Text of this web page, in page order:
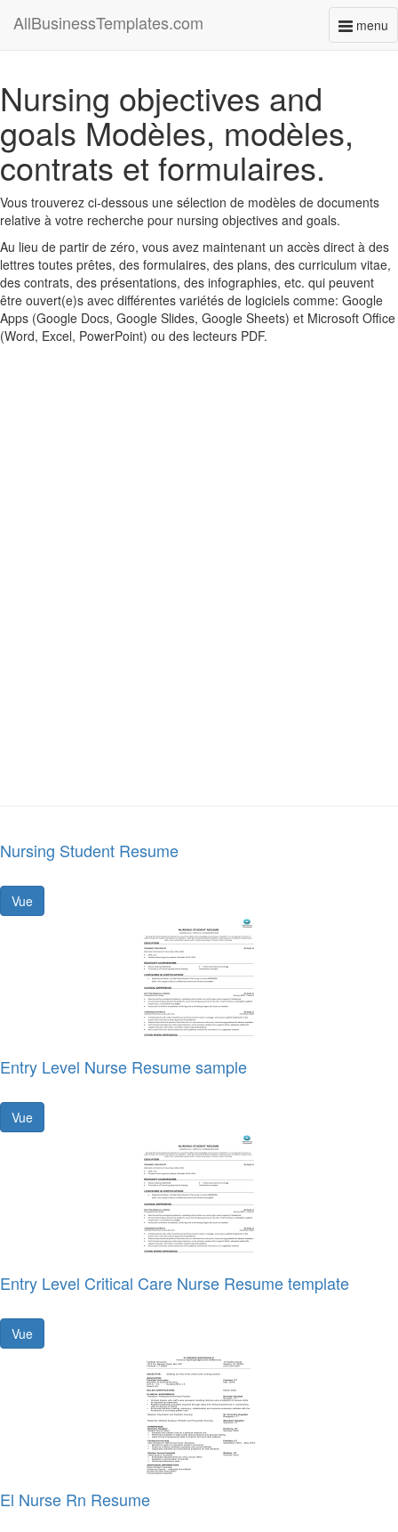
menu
AllBusinessTemplates.com
Nursing objectives and
goals Modèles, modèles,
contrats et formulaires.
Vous trouverez ci-dessous une sélection de modèles de documents
relative à votre recherche pour nursing objectives and goals.
Au lieu de partir de zéro, vous avez maintenant un accès direct à des
lettres toutes prêtes, des formulaires, des plans, des curriculum vitae,
des contrats, des présentations, des infographies, etc. qui peuvent
être ouvert(e)s avec différentes variétés de logiciels comme: Google
Apps (Google Docs, Google Slides, Google Sheets) et Microsoft Office
(Word, Excel, PowerPoint) ou des lecteurs PDF.
Nursing Student Resume
Vue
Entry Level Nurse Resume sample
Vue
Entry Level Critical Care Nurse Resume template
Vue
El Nurse Rn Resume